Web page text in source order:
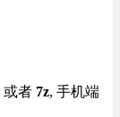
或者 7z, 手机端